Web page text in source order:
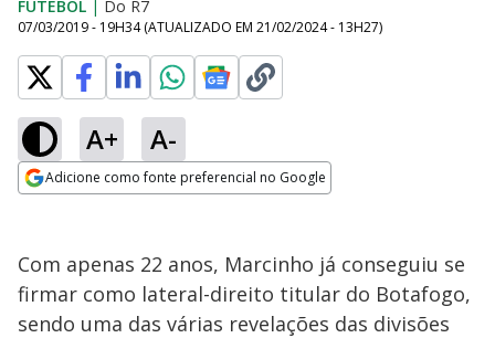
FUTEBOL | Do R7
07/03/2019 - 19H34 (ATUALIZADO EM 21/02/2024 - 13H27)
A+ A-
Adicione como fonte preferencial no Google
Com apenas 22 anos, Marcinho já conseguiu se
firmar como lateral-direito titular do Botafogo,
sendo uma das várias revelações das divisões